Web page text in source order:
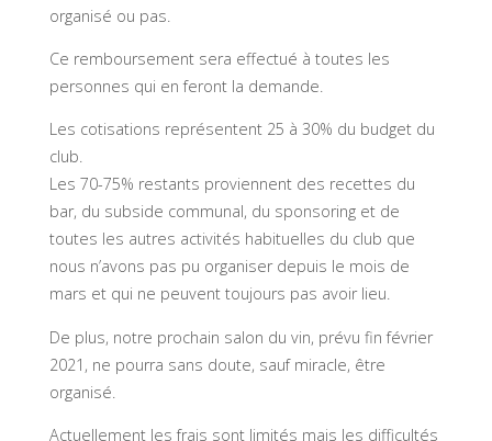
organisé ou pas.
Ce remboursement sera effectué à toutes les
personnes qui en feront la demande.
Les cotisations représentent 25 à 30% du budget du
club.
Les 70-75% restants proviennent des recettes du
bar, du subside communal, du sponsoring et de
toutes les autres activités habituelles du club que
nous n’avons pas pu organiser depuis le mois de
mars et qui ne peuvent toujours pas avoir lieu.
De plus, notre prochain salon du vin, prévu fin février
2021, ne pourra sans doute, sauf miracle, être
organisé.
Actuellement les frais sont limités mais les difficultés